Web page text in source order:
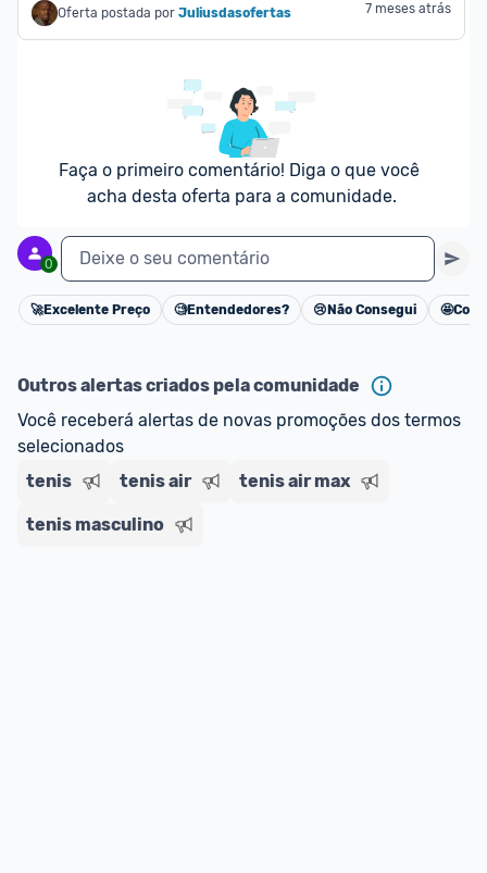
Oferta postada por Juliusdasofertas 7 meses atrás
Faça o primeiro comentário! Diga o que você
acha desta oferta para a comunidade.
0 Deixe o seu comentário
Cancelar
🚀Excelente Preço 🧐Entendedores? 😢 Não Consegui 🤩
Outros alertas criados pela comunidade
Você receberá alertas de novas promoções dos termos
selecionados
tenis
tenis air tenis air max
tenis masculino